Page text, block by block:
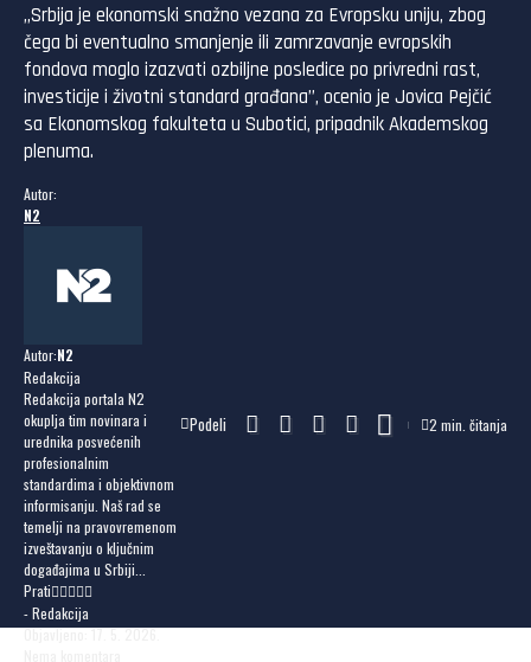
„Srbija je ekonomski snažno vezana za Evropsku uniju, zbog
čega bi eventualno smanjenje ili zamrzavanje evropskih
fondova moglo izazvati ozbiljne posledice po privredni rast,
investicije i životni standard građana”, ocenio je Jovica Pejčić
sa Ekonomskog fakulteta u Subotici, pripadnik Akademskog
plenuma.
Autor:
N2
Autor:N2
Redakcija
Redakcija portala N2
okuplja tim novinara i
urednika posvećenih
profesionalnim
standardima i objektivnom
informisanju. Naš rad se
temelji na pravovremenom
izveštavanju o ključnim
događajima u Srbiji...
Prati
- Redakcija
Objavljeno: 17. 5. 2026.
Podeli 2 min. čitanja